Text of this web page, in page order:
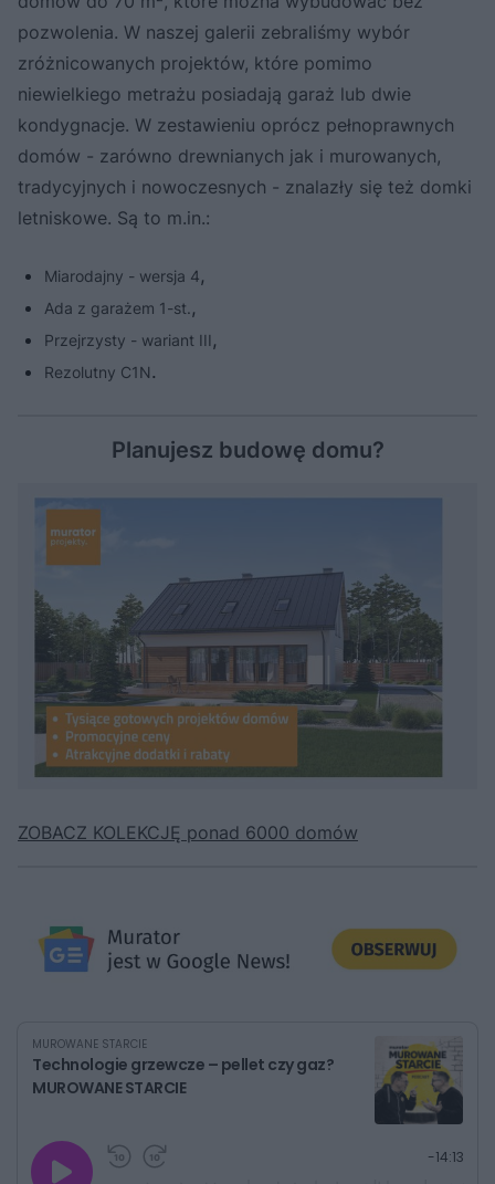
pozwolenia. W naszej galerii zebraliśmy wybór
zróżnicowanych projektów, które pomimo
niewielkiego metrażu posiadają garaż lub dwie
kondygnacje. W zestawieniu oprócz pełnoprawnych
domów - zarówno drewnianych jak i murowanych,
tradycyjnych i nowoczesnych - znalazły się też domki
letniskowe. Są to m.in.:
Miarodajny - wersja 4,
Ada z garażem 1-st. ,
Przejrzysty - wariant III,
Rezolutny C1N.
Planujesz budowę domu?
ZOBACZ KOLEKCJĘ ponad 6000 domów
MUROWANE STARCIE
Technologie grzewcze – pellet czy gaz?
MUROWANE STARCIE
P
-14:13